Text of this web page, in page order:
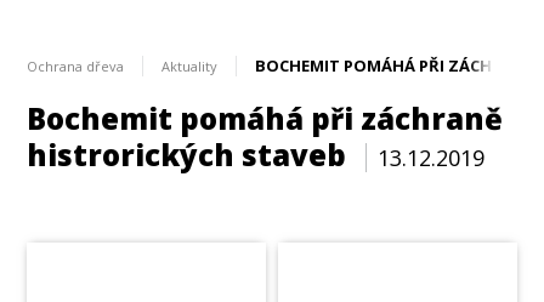
Ochrana dřeva Aktuality BOCHEMIT POMÁHÁ PŘI ZÁCHRANĚ
Bochemit pomáhá při záchraně
histrorických staveb
13.12.2019